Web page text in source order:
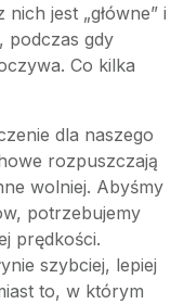
jest „główne” i
podczas gdy
Co kilka
dla naszego
rozpuszczają
wolniej. Abyśmy
potrzebujemy
prędkości.
szybciej, lepiej
to, w którym